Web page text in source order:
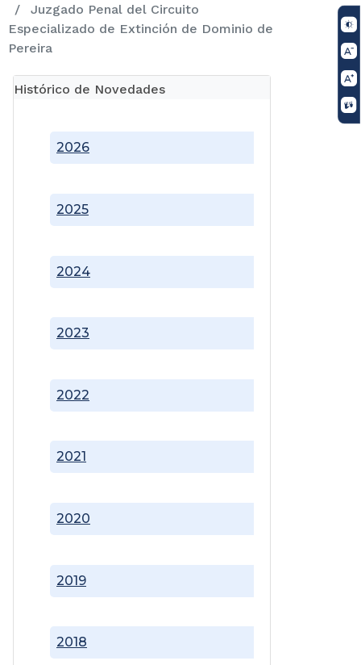
Juzgado Penal del Circuito
Especializado de Extinción de Dominio de
Pereira
Histórico de Novedades
2018
2019
2020
2021
2022
2023
2024
2025
2026